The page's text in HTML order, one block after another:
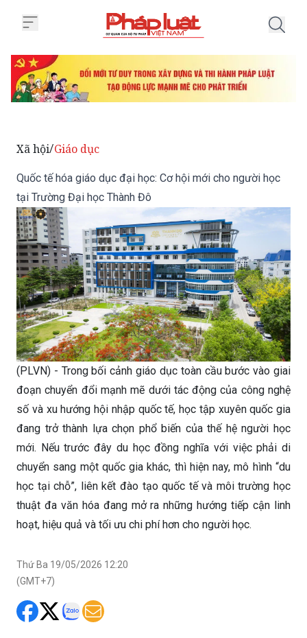
Xã hội/Giáo dục
Quốc tế hóa giáo dục đại học: Cơ hội mới cho người học
tại Trường Đại học Thành Đô
(PLVN) - Trong bối cảnh giáo dục toàn cầu bước vào giai
đoạn chuyển đổi mạnh mẽ dưới tác động của công nghệ
số và xu hướng hội nhập quốc tế, học tập xuyên quốc gia
đang trở thành lựa chọn phổ biến của thế hệ người học
mới. Nếu trước đây du học đồng nghĩa với việc phải di
chuyển sang một quốc gia khác, thì hiện nay, mô hình “du
học tại chỗ”, liên kết đào tạo quốc tế và môi trường học
thuật đa văn hóa đang mở ra những hướng tiếp cận linh
hoạt, hiệu quả và tối ưu chi phí hơn cho người học.
Thứ Ba 19/05/2026 12:20
(GMT+7)